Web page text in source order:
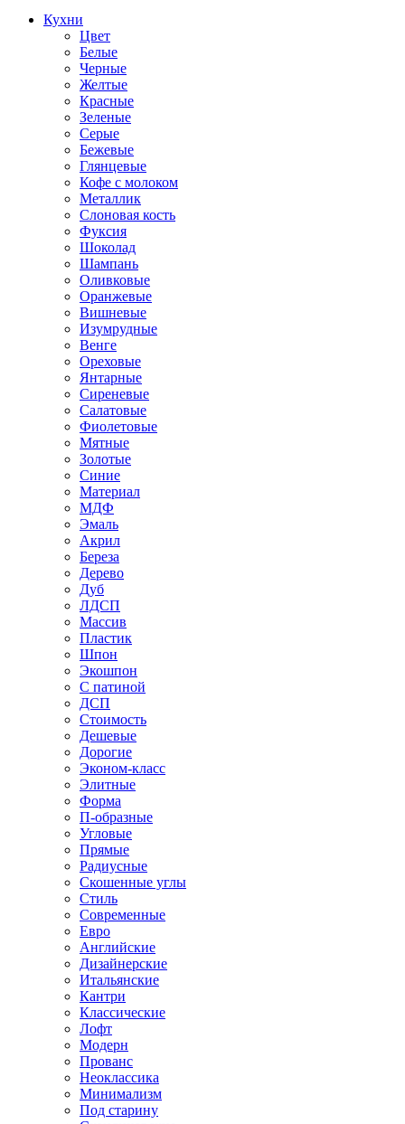
Кухни
Цвет
Белые
Черные
Желтые
Красные
Зеленые
Серые
Бежевые
Глянцевые
Кофе с молоком
Металлик
Слоновая кость
Фуксия
Шоколад
Шампань
Оливковые
Оранжевые
Вишневые
Изумрудные
Венге
Ореховые
Янтарные
Сиреневые
Салатовые
Фиолетовые
Мятные
Золотые
Синие
Материал
МДФ
Эмаль
Акрил
Береза
Дерево
Дуб
ЛДСП
Массив
Пластик
Шпон
Экошпон
С патиной
ДСП
Стоимость
Дешевые
Дорогие
Эконом-класс
Элитные
Форма
П-образные
Угловые
Прямые
Радиусные
Скошенные углы
Стиль
Современные
Евро
Английские
Дизайнерские
Итальянские
Кантри
Классические
Лофт
Модерн
Прованс
Неоклассика
Минимализм
Под старину